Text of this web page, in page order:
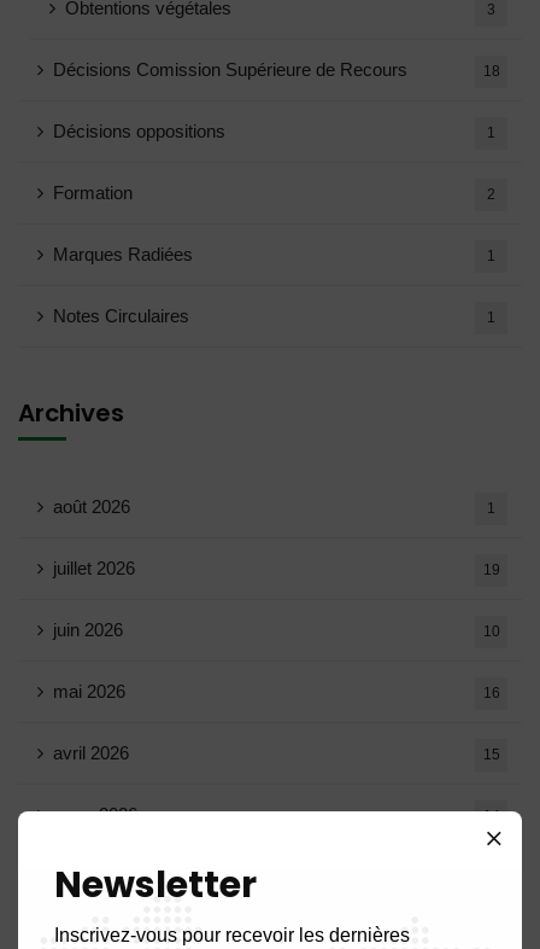
Obtentions végétales 3
Décisions Comission Supérieure de Recours 18
Décisions oppositions 1
Formation 2
Marques Radiées 1
Notes Circulaires 1
Archives
août 2026 1
juillet 2026 19
juin 2026 10
mai 2026 16
avril 2026 15
mars 2026 14
février 2026
janvier 2026
Newsletter
Inscrivez-vous pour recevoir les dernières